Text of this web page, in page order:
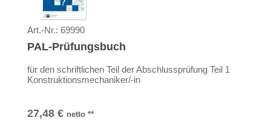
Art.-Nr.: 69990
PAL-Prüfungsbuch
für den schriftlichen Teil der Abschlussprüfung Teil 1
Konstruktionsmechaniker/-in
27,48 € netto **